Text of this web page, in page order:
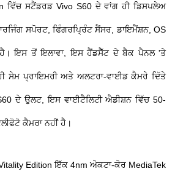
ਵਿੱਚ ਸਟੈਂਡਰਡ Vivo S60 ਦੇ ਵਾਂਗ ਹੀ ਡਿਸਪਲੇਅ
ਸਪੋਰਟ, ਫਿੰਗਰਪ੍ਰਿੰਟ ਸੈਂਸਰ, ਡਾਇਮੈਂਸ਼ਨ, OS
ਹੈ। ਇਸ ਤੋਂ ਇਲਾਵਾ, ਇਸ ਹੈਂਡਸੈੱਟ ਦੇ ਬੈਕ ਪੈਨਲ 'ਤੇ
ਸੇਮ ਪ੍ਰਾਇਮਰੀ ਅਤੇ ਅਲਟਰਾ-ਵਾਈਡ ਕੈਮਰੇ ਦਿੱਤੇ
ਦੇ ਉਲਟ, ਇਸ ਵਾਈਟੈਲਿਟੀ ਐਡੀਸ਼ਨ ਵਿੱਚ 50-
ਕੈਮਰਾ ਨਹੀਂ ਹੈ।
Edition ਇੱਕ 4nm ਅੋਕਟਾ-ਕੋਰ MediaTek